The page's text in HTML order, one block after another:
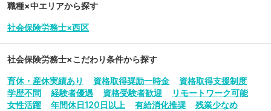
職種×中エリアから探す
社会保険労務士×西区
社会保険労務士×こだわり条件から探す
育休・産休実績あり 資格取得奨励一時金
資格取得支援制度
学歴不問
経験者優遇 資格受験者歓迎
リモートワーク可能
女性活躍
年間休日120日以上 有給消化推奨
残業少なめ